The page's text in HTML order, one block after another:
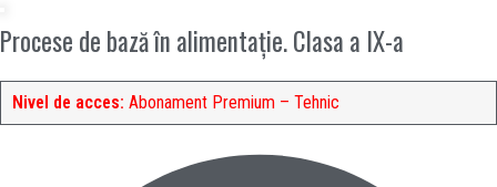
Procese de bază în alimentație. Clasa a IX-a
Nivel de acces: Abonament Premium – Tehnic